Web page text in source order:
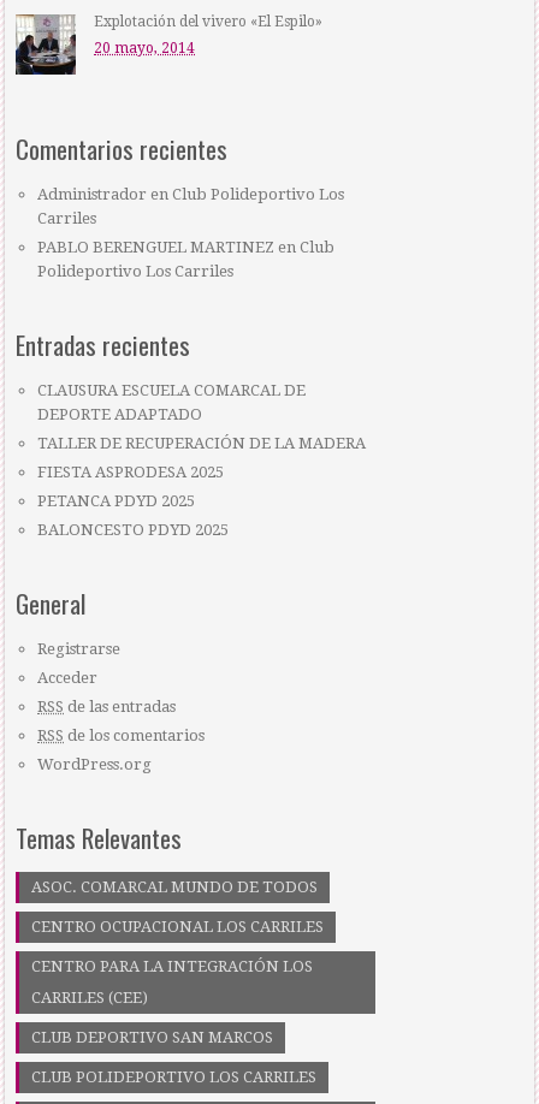
Explotación del vivero «El Espilo»
20 mayo, 2014
Comentarios recientes
Administrador en Club Polideportivo Los
Carriles
PABLO BERENGUEL MARTINEZ en Club
Polideportivo Los Carriles
Entradas recientes
CLAUSURA ESCUELA COMARCAL DE
DEPORTE ADAPTADO
TALLER DE RECUPERACIÓN DE LA MADERA
FIESTA ASPRODESA 2025
PETANCA PDYD 2025
BALONCESTO PDYD 2025
General
Registrarse
Acceder
RSS de las entradas
RSS de los comentarios
WordPress.org
Temas Relevantes
ASOC. COMARCAL MUNDO DE TODOS
CENTRO OCUPACIONAL LOS CARRILES
CENTRO PARA LA INTEGRACIÓN LOS
CARRILES (CEE)
CLUB DEPORTIVO SAN MARCOS
CLUB POLIDEPORTIVO LOS CARRILES